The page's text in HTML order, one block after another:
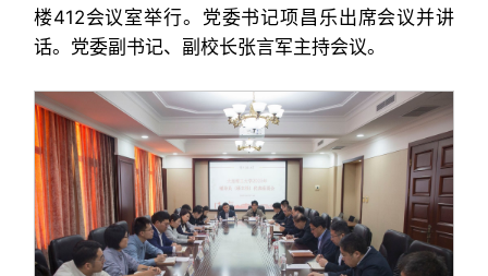
楼412会议室举行。党委书记项昌乐出席会议并讲
话。党委副书记、副校长张言军主持会议。